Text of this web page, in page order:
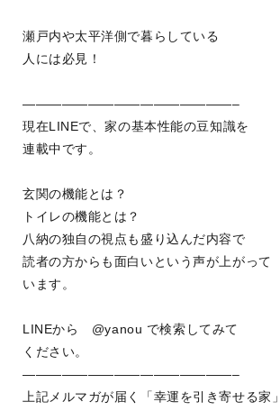
瀬戸内や太平洋側で暮らしている
人には必見！
————————————————–
現在LINEで、家の基本性能の豆知識を
連載中です。
玄関の機能とは？
トイレの機能とは？
八納の独自の視点も盛り込んだ内容で
読者の方からも面白いという声が上がって
います。
LINEから @yanou で検索してみて
ください。
————————————————–
上記メルマガが届く「幸運を引き寄せる家」